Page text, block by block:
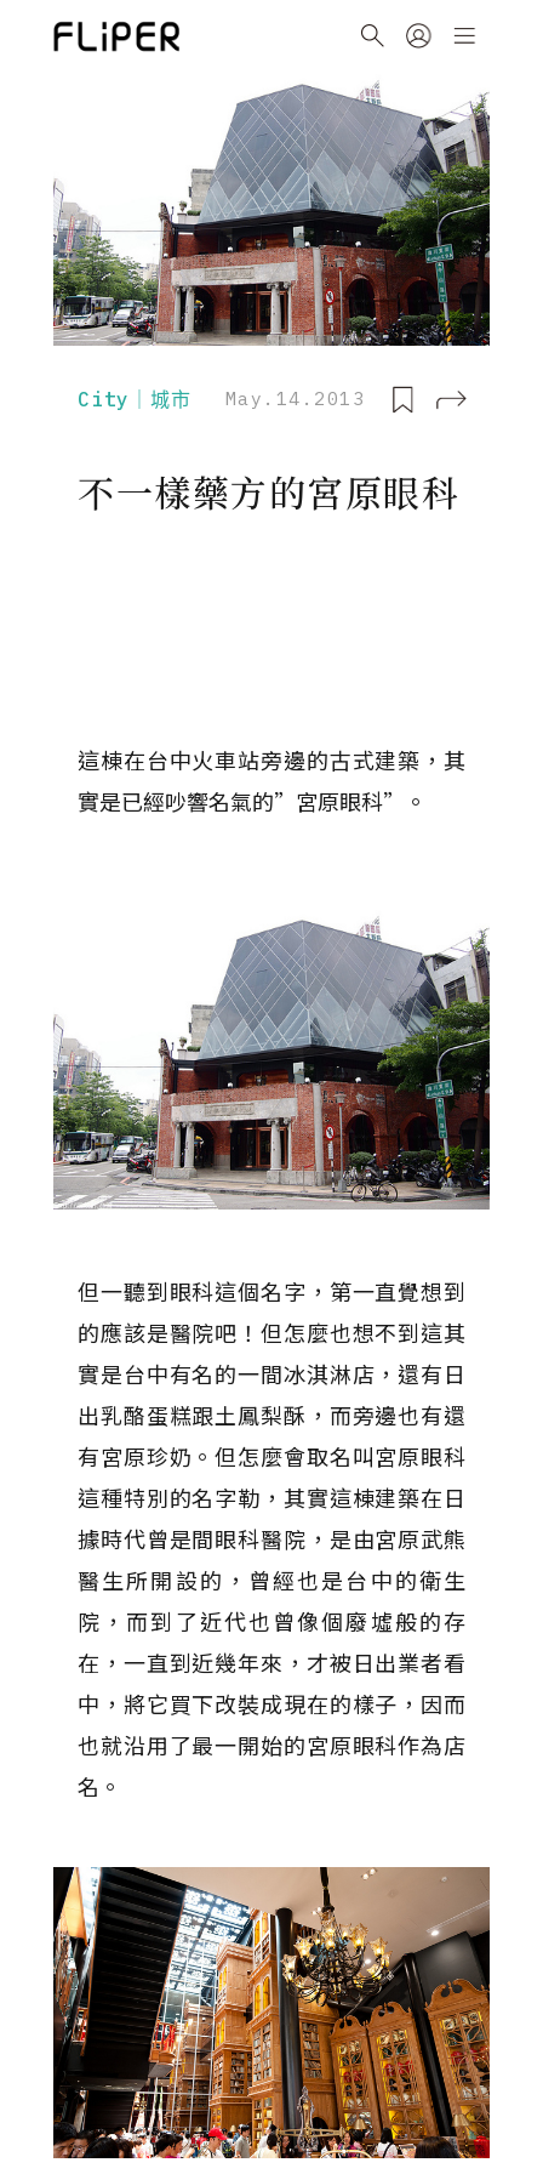
City｜城市 May.14.2013
不一樣藥方的宮原眼科
這棟在台中火車站旁邊的古式建築，其
實是已經吵響名氣的”宮原眼科”。
但一聽到眼科這個名字，第一直覺想到
的應該是醫院吧！但怎麼也想不到這其
實是台中有名的一間冰淇淋店，還有日
出乳酪蛋糕跟土鳳梨酥，而旁邊也有還
有宮原珍奶。但怎麼會取名叫宮原眼科
這種特別的名字勒，其實這棟建築在日
據時代曾是間眼科醫院，是由宮原武熊
醫生所開設的，曾經也是台中的衛生
院，而到了近代也曾像個廢墟般的存
在，一直到近幾年來，才被日出業者看
中，將它買下改裝成現在的樣子，因而
也就沿用了最一開始的宮原眼科作為店
名。